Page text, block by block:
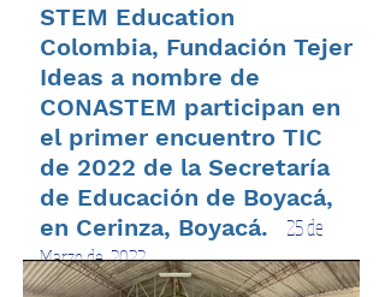
STEM Education
Colombia, Fundación Tejer
Ideas a nombre de
CONASTEM participan en
el primer encuentro TIC
de 2022 de la Secretaría
de Educación de Boyacá,
en Cerinza, Boyacá.
25 de
Marzo de 2022.